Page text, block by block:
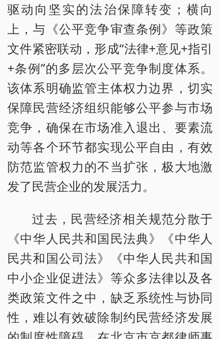
驱动向坚实的法治保障转变；横向
上，与《公平竞争审查条例》等政策
文件紧密联动，形成“法律+意见+指引
+条例”的多层次公平竞争制度体系。
该体系明确监管主体权力边界，切实
保障民营经济组织能够公平参与市场
竞争，确保在市场准入退出、要素流
动等各个环节都实现公平自由，有效
防范监管权力的不当扩张，极大地激
发了民营企业的发展活力。
过去，民营经济相关规范分散于
《中华人民共和国民法典》《中华人
民共和国公司法》《中华人民共和国
中小企业促进法》等众多法律以及各
类政策文件之中，缺乏系统性与协同
性，难以有效破除制约民营经济发展